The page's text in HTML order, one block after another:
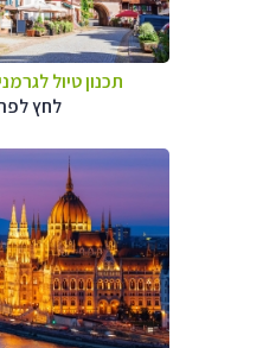
תכנון טיול
לחץ